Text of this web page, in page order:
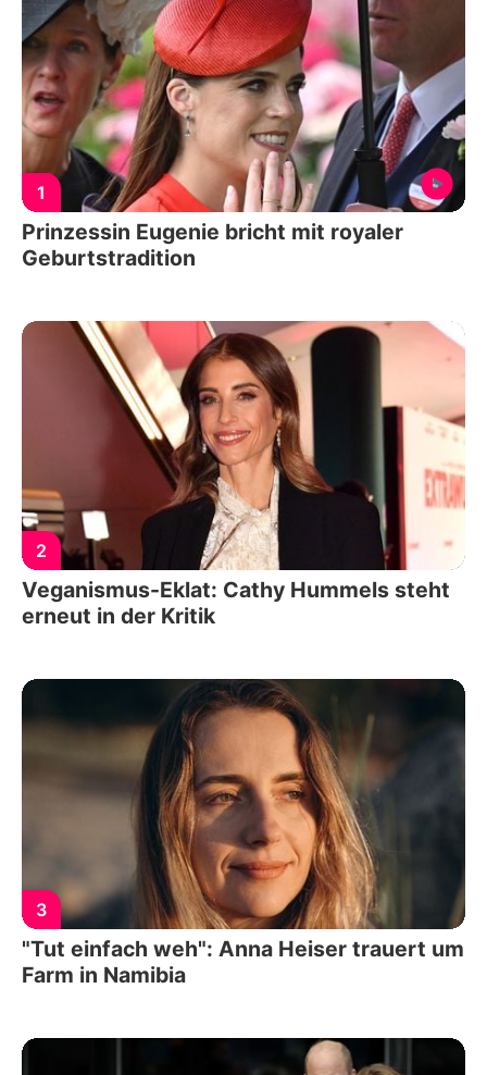
1
Prinzessin Eugenie bricht mit royaler
Geburtstradition
2
Veganismus-Eklat: Cathy Hummels steht
erneut in der Kritik
3
"Tut einfach weh": Anna Heiser trauert um
Farm in Namibia